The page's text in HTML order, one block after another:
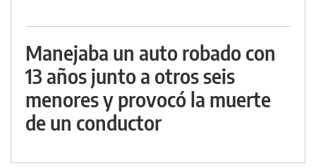
Manejaba un auto robado con
13 años junto a otros seis
menores y provocó la muerte
de un conductor